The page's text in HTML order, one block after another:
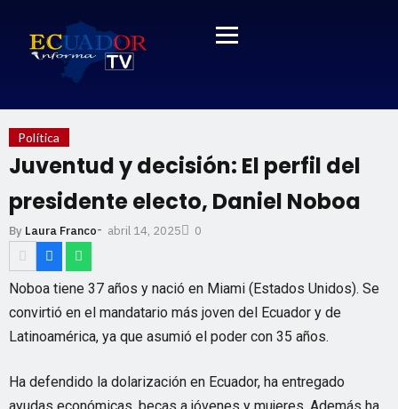
Política
Juventud y decisión: El perfil del
presidente electo, Daniel Noboa
By Laura Franco- abril 14, 2025 0
Noboa tiene 37 años y nació en Miami (Estados Unidos). Se
convirtió en el mandatario más joven del Ecuador y de
Latinoamérica, ya que asumió el poder con 35 años.
Ha defendido la dolarización en Ecuador, ha entregado